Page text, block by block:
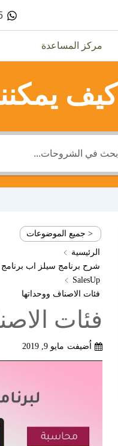
مركز المساعدة
كيف
< جميع الموضوعات
الرئيسية
شرح برنامج سيلز اب برنامج
SalesUp
فئات الاصناف ووحداتها
فئات
اُضيفت مايو 9, 2019